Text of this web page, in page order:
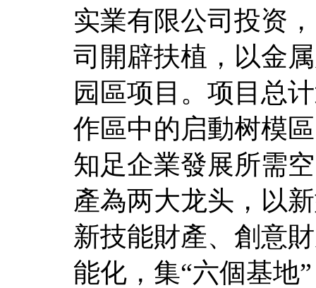
实業有限公司投资
司開辟扶植，以金
园區项目。项目总
作區中的启動树模
知足企業發展所需
產為两大龙头，以
新技能財產、創意
能化，集“六個基地